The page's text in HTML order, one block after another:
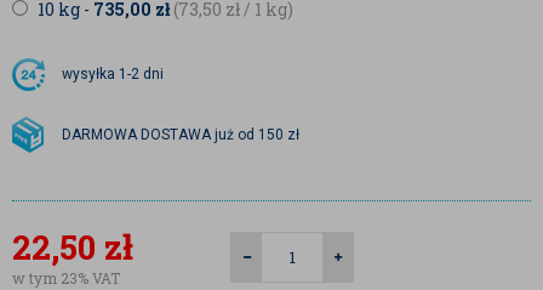
10 kg - 735,00 zł(73,50 zł / 1 kg)
wysyłka 1-2 dni
DARMOWA DOSTAWA już od 150 zł
22,50 zł
w tym 23% VAT